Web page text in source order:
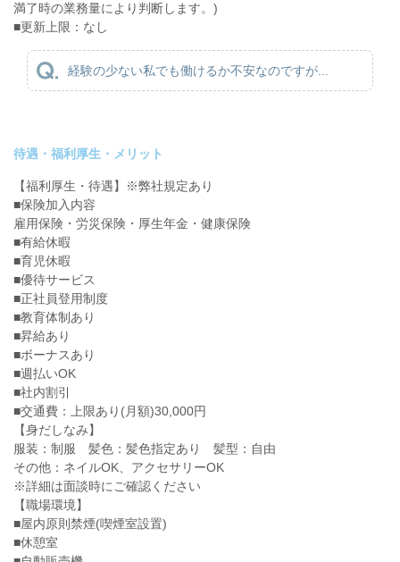
満了時の業務量により判断します。)
■更新上限：なし
経験の少ない私でも働けるか不安なのですが...
待遇・福利厚生・メリット
【福利厚生・待遇】※弊社規定あり
■保険加入内容
雇用保険・労災保険・厚生年金・健康保険
■有給休暇
■育児休暇
■優待サービス
■正社員登用制度
■教育体制あり
■昇給あり
■ボーナスあり
■週払いOK
■社内割引
■交通費：上限あり(月額)30,000円
【身だしなみ】
服装：制服 髪色：髪色指定あり 髪型：自由
その他：ネイルOK、アクセサリーOK
※詳細は面談時にご確認ください
【職場環境】
■屋内原則禁煙(喫煙室設置)
■休憩室